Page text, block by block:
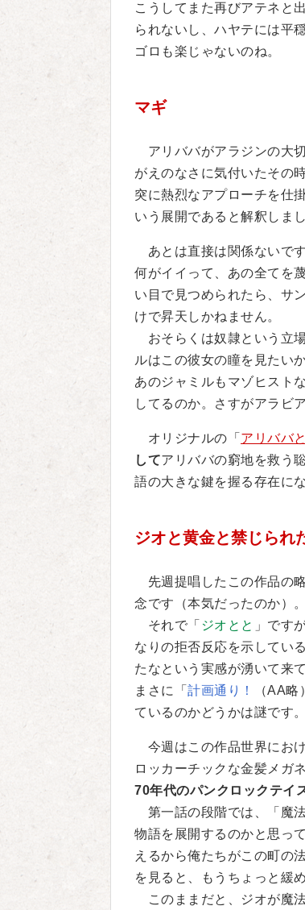
こうしてまた再びアテネと
られないし、ハヤテには平
ゴロも楽じゃないのね。
マギ
アリババがアラジンの大
がえのなさに気付いたその
突に熱烈なアプローチを
いう展開であると解釈しま
あとは直接は関係ないで
何がイイって、あの全てを
い目で見つめられたら、サ
けで昇天しかねません。
おそらくは奴隷という立
ルはこの彼女の瞳を見たい
あのジャミルもマゾヒスト
してるのか。さすがアラビ
オリジナルの「 アリババ
してアリババの窮地を救う
語の大きな鍵を握る存在に
ジオと黄金と禁じられ
先週提唱したこの作品の略
念です（本気だったのか）
それで「 ジオとと 」です
なりの拒否反応を示してい
たなという実感が湧いて来
まさに「 計画通り！
（AA
ているのかどうかは謎です
今週はこの作品世界にお
ロッカーチックな金髪メガ
70年代のパンクロックテイ
第一話の段階では、「魔
物語を展開するのかと思っ
えるから俺たちがこの町の
を見ると、もうちょっと緩
このままだと、ジオが魔